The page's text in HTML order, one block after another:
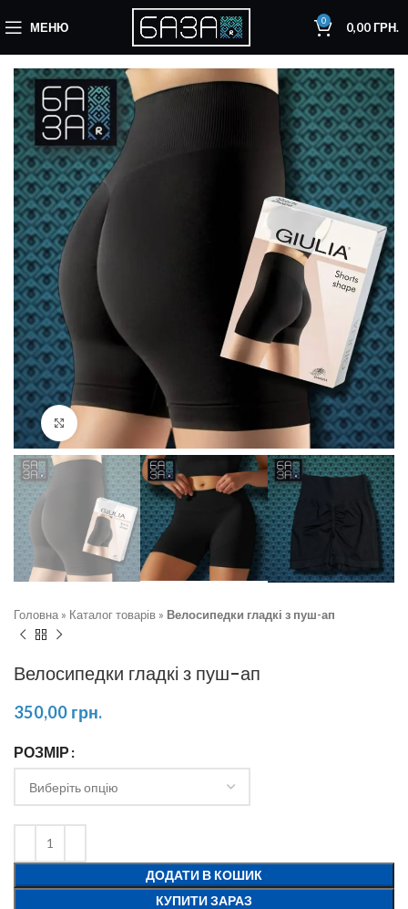
МЕНЮ 0 0,00ГРН.
Натисніть, щоб збільшити
Головна » Каталог товарів » Велосипедки гладкі з пуш-ап
Велосипедки гладкі з пуш-ап
350,00 грн.
РОЗМІР
ДОДАТИ В КОШИК
КУПИТИ ЗАРАЗ